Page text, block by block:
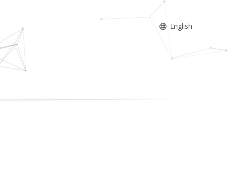
English